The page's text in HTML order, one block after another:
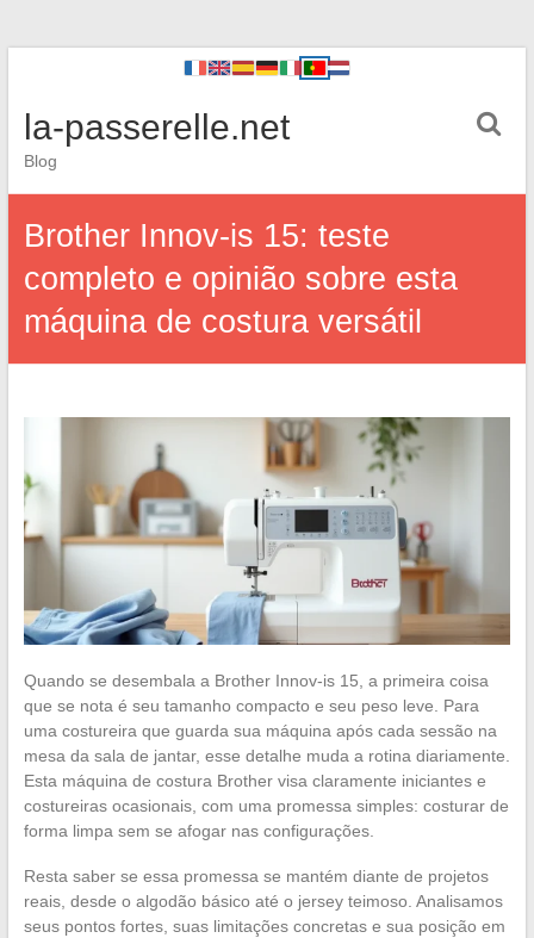
la-passerelle.net
Blog
Brother Innov-is 15: teste
completo e opinião sobre esta
máquina de costura versátil
Quando se desembala a Brother Innov-is 15, a primeira coisa
que se nota é seu tamanho compacto e seu peso leve. Para
uma costureira que guarda sua máquina após cada sessão na
mesa da sala de jantar, esse detalhe muda a rotina diariamente.
Esta máquina de costura Brother visa claramente iniciantes e
costureiras ocasionais, com uma promessa simples: costurar de
forma limpa sem se afogar nas configurações.
Resta saber se essa promessa se mantém diante de projetos
reais, desde o algodão básico até o jersey teimoso. Analisamos
seus pontos fortes, suas limitações concretas e sua posição em